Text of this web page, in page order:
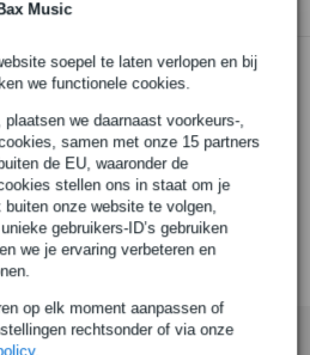
Music
soepel te laten verlopen en bij
we functionele cookies.
we daarnaast voorkeurs-,
samen met onze 15 partners
de EU, waaronder de
stellen ons in staat om je
onze website te volgen,
gebruikers-ID’s gebruiken
we je ervaring verbeteren en
op elk moment aanpassen of
rechtsonder of via onze
.